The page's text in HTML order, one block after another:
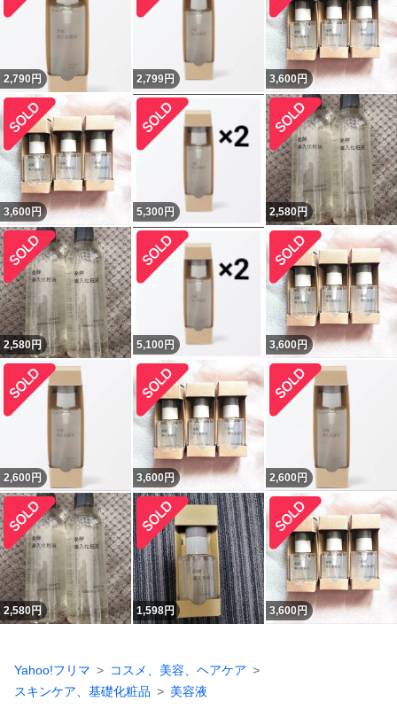
2,790 円 2,799円 3,600円
3,600円 5,300 円 2,580円
2,580円 5,100 円 3,600円
2,600 円 3,600円 2,600 円
2,580円 1,598円 3,600円
Yahoo!フリマ
コスメ、美容、ヘアケア
スキンケア、基礎化粧品
美容液